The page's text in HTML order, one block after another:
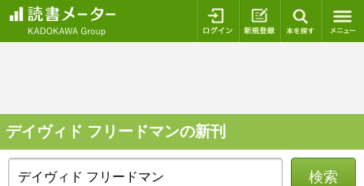
ログイン 新規登録
デイヴィド フリードマンの新刊
検索